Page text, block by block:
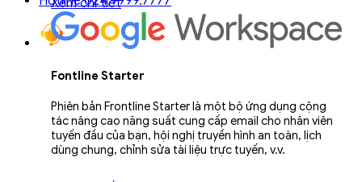
Xem chi tiết
Fontline Starter
Phiên bản Frontline Starter là một bộ ứng dụng cộng
tác nâng cao năng suất cung cấp email cho nhân viên
tuyến đầu của bạn, hội nghị truyền hình an toàn, lịch
dùng chung, chỉnh sửa tài liệu trực tuyến, v.v.